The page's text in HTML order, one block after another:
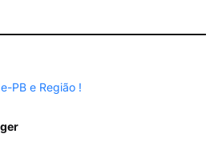
PB e Região !